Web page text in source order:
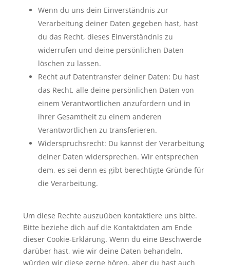
Wenn du uns dein Einverständnis zur
Verarbeitung deiner Daten gegeben hast, hast
du das Recht, dieses Einverständnis zu
widerrufen und deine persönlichen Daten
löschen zu lassen.
Recht auf Datentransfer deiner Daten: Du hast
das Recht, alle deine persönlichen Daten von
einem Verantwortlichen anzufordern und in
ihrer Gesamtheit zu einem anderen
Verantwortlichen zu transferieren.
Widerspruchsrecht: Du kannst der Verarbeitung
deiner Daten widersprechen. Wir entsprechen
dem, es sei denn es gibt berechtigte Gründe für
die Verarbeitung.
Um diese Rechte auszuüben kontaktiere uns bitte.
Bitte beziehe dich auf die Kontaktdaten am Ende
dieser Cookie-Erklärung. Wenn du eine Beschwerde
darüber hast, wie wir deine Daten behandeln,
würden wir diese gerne hören, aber du hast auch